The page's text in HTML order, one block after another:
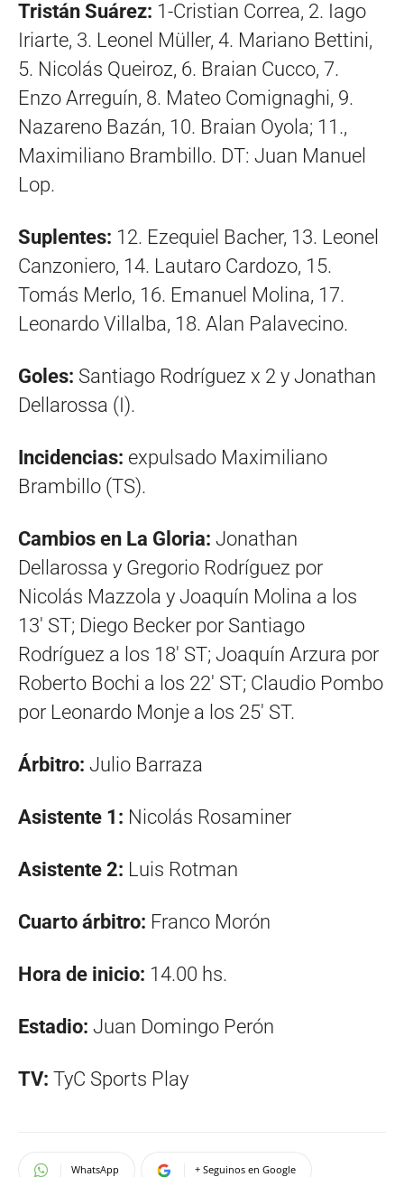
Tristán Suárez: 1-Cristian Correa, 2. Iago
Iriarte, 3. Leonel Müller, 4. Mariano Bettini,
5. Nicolás Queiroz, 6. Braian Cucco, 7.
Enzo Arreguín, 8. Mateo Comignaghi, 9.
Nazareno Bazán, 10. Braian Oyola; 11.,
Maximiliano Brambillo. DT: Juan Manuel
Lop.
Suplentes: 12. Ezequiel Bacher, 13. Leonel
Canzoniero, 14. Lautaro Cardozo, 15.
Tomás Merlo, 16. Emanuel Molina, 17.
Leonardo Villalba, 18. Alan Palavecino.
Goles: Santiago Rodríguez x 2 y Jonathan
Dellarossa (I).
Incidencias: expulsado Maximiliano
Brambillo (TS).
Cambios en La Gloria: Jonathan
Dellarossa y Gregorio Rodríguez por
Nicolás Mazzola y Joaquín Molina a los
13′ ST; Diego Becker por Santiago
Rodríguez a los 18′ ST; Joaquín Arzura por
Roberto Bochi a los 22′ ST; Claudio Pombo
por Leonardo Monje a los 25′ ST.
Árbitro: Julio Barraza
Asistente 1: Nicolás Rosaminer
Asistente 2: Luis Rotman
Cuarto árbitro: Franco Morón
Hora de inicio: 14.00 hs.
Estadio: Juan Domingo Perón
TV: TyC Sports Play
WhatsApp + Seguinos en Google